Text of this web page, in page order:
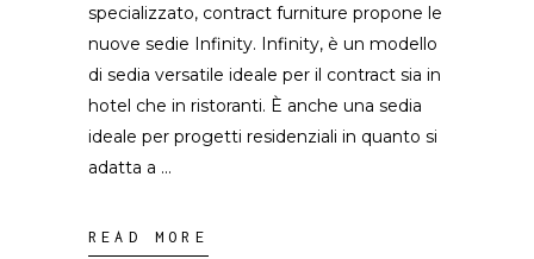
specializzato, contract furniture propone le
nuove sedie Infinity. Infinity, è un modello
di sedia versatile ideale per il contract sia in
hotel che in ristoranti. È anche una sedia
ideale per progetti residenziali in quanto si
adatta a
READ MORE